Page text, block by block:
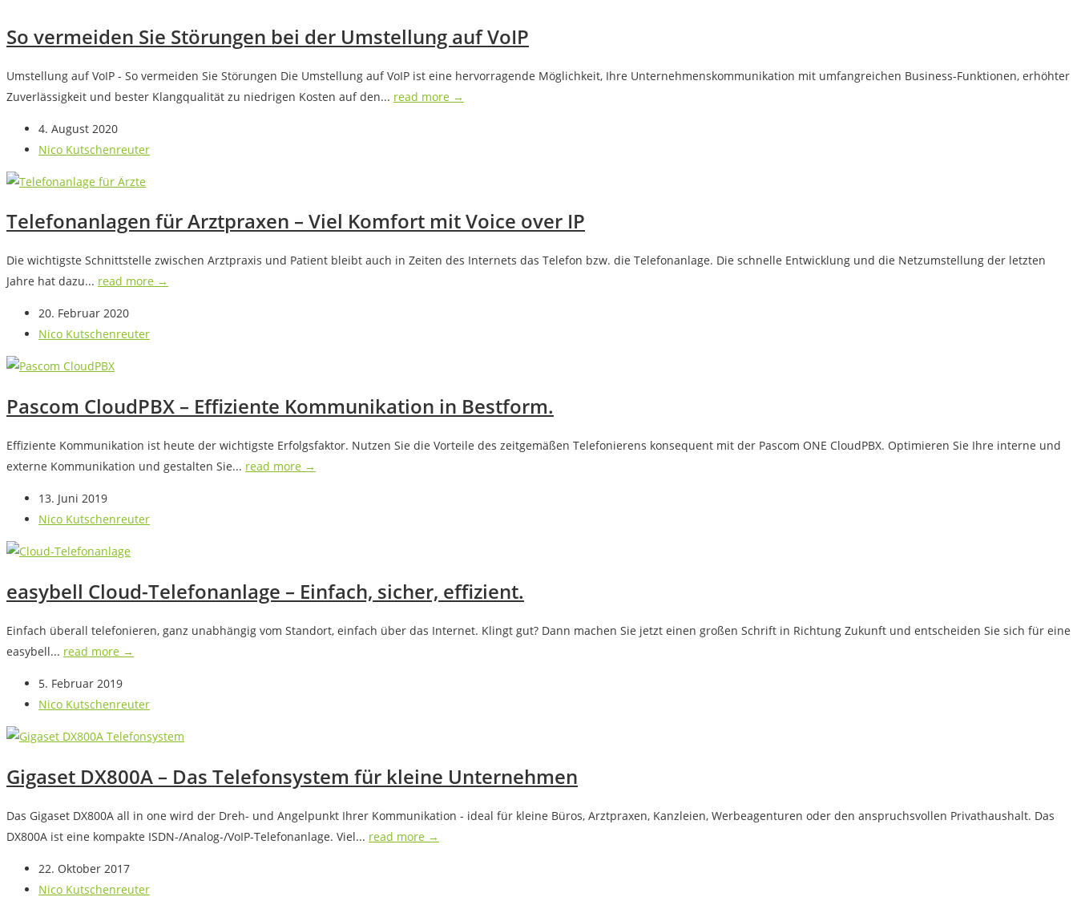
So vermeiden Sie Störungen bei der Umstellung auf VoIP
Umstellung auf VoIP - So vermeiden Sie Störungen Die Umstellung auf VoIP ist eine hervorragende Möglichkeit, Ihre Unternehmenskommunikation mit umfangreichen Business-Funktionen, erhöhter
Zuverlässigkeit und bester Klangqualität zu niedrigen Kosten auf den... read more →
4. August 2020
Nico Kutschenreuter
Telefonanlagen für Arztpraxen – Viel Komfort mit Voice over IP
Die wichtigste Schnittstelle zwischen Arztpraxis und Patient bleibt auch in Zeiten des Internets das Telefon bzw. die Telefonanlage. Die schnelle Entwicklung und die Netzumstellung der letzten
Jahre hat dazu... read more →
20. Februar 2020
Nico Kutschenreuter
Pascom CloudPBX – Effiziente Kommunikation in Bestform.
Effiziente Kommunikation ist heute der wichtigste Erfolgsfaktor. Nutzen Sie die Vorteile des zeitgemäßen Telefonierens konsequent mit der Pascom ONE CloudPBX. Optimieren Sie Ihre interne und
externe Kommunikation und gestalten Sie... read more →
13. Juni 2019
Nico Kutschenreuter
easybell Cloud-Telefonanlage – Einfach, sicher, effizient.
Einfach überall telefonieren, ganz unabhängig vom Standort, einfach über das Internet. Klingt gut? Dann machen Sie jetzt einen großen Schrift in Richtung Zukunft und entscheiden Sie sich für eine
easybell... read more →
5. Februar 2019
Nico Kutschenreuter
Gigaset DX800A – Das Telefonsystem für kleine Unternehmen
Das Gigaset DX800A all in one wird der Dreh- und Angelpunkt Ihrer Kommunikation - ideal für kleine Büros, Arztpraxen, Kanzleien, Werbeagenturen oder den anspruchsvollen Privathaushalt. Das
DX800A ist eine kompakte ISDN-/Analog-/VoIP-Telefonanlage. Viel... read more →
22. Oktober 2017
Nico Kutschenreuter